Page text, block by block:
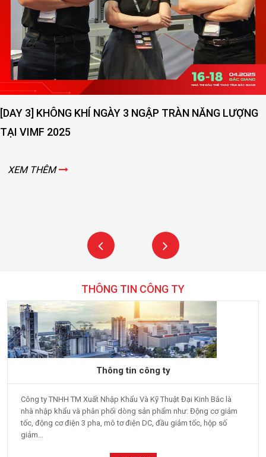
3 NGẬP TRÀN NĂNG LƯỢNG
[DAY 2] SỨC
THÔNG TIN CÔNG TY
Thông tin công ty
Công ty TNHH TM Xuất Nhập Khẩu Và Kỹ Thuật Đại Kinh Bắc là
nhà nhập khẩu và phân phối dòng sản phẩm như: Động cơ giảm
tốc, động cơ điện 3 pha, mô tơ điện DC, đầu giảm tốc, hộp số
giảm...